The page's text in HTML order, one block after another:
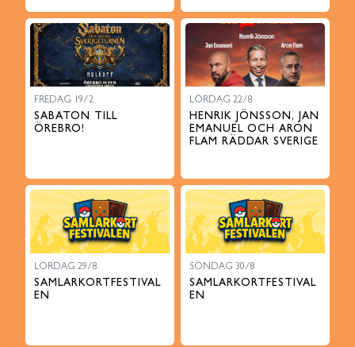
FREDAG 19/2
SABATON TILL
ÖREBRO!
LÖRDAG 22/8
HENRIK JÖNSSON, JAN
EMANUEL OCH ARON
FLAM RÄDDAR SVERIGE
LÖRDAG 29/8
SAMLARKORTFESTIVAL
EN
SÖNDAG 30/8
SAMLARKORTFESTIVAL
EN